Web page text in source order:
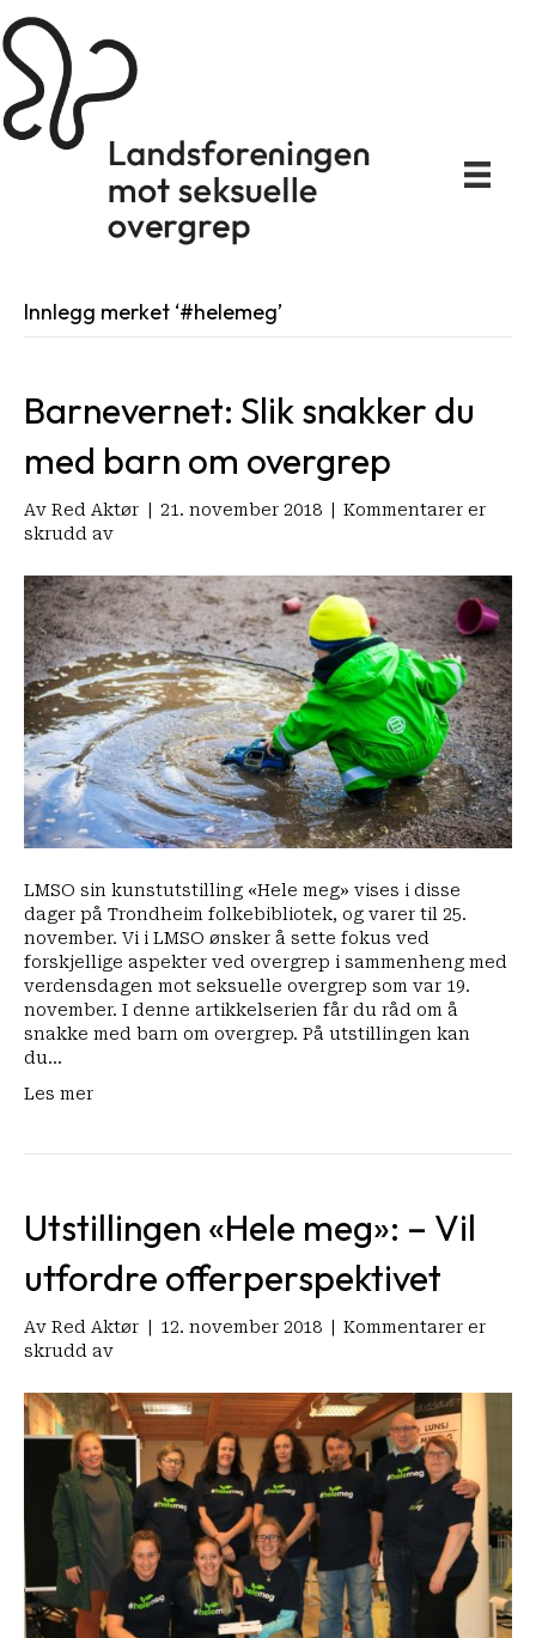
Innlegg merket ‘#helemeg’
Barnevernet: Slik snakker du
med barn om overgrep
Av Red Aktør 21. november 2018
Kommentarer er
skrudd avfor
Slik
snakker
du
med
barn
om
overgrep
LMSO sin kunstutstilling «Hele meg» vises i disse
dager på Trondheim folkebibliotek, og varer til 25.
november. Vi i LMSO ønsker å sette fokus ved
forskjellige aspekter ved overgrep i sammenheng med
verdensdagen mot seksuelle overgrep som var 19.
november. I denne artikkelserien får du råd om å
snakke med barn om overgrep. På utstillingen kan
du…
Les mer
Utstillingen «Hele meg»: – Vil
utfordre offerperspektivet
Av Red Aktør 12. november 2018
Kommentarer er
skrudd avfor
«Hele
meg»:
–
Vil
utfordre
offerperspektivet